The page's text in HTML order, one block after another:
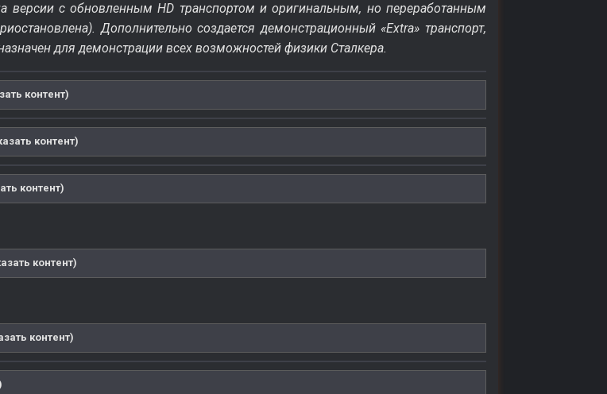
версии с обновленным HD транспортом и оригинальным, но переработанным
Дополнительно создается демонстрационный «Extra» транспорт,
для демонстрации всех возможностей физики Сталкера.
контент)
контент)
контент)
контент)
контент)